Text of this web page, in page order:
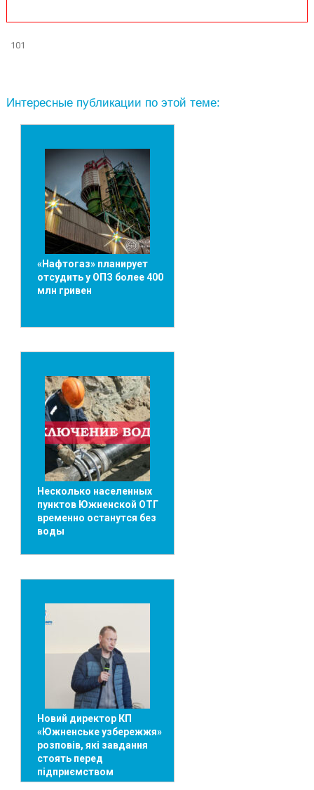
101
Интересные публикации по этой теме:
«Нафтогаз» планирует
отсудить у ОПЗ более 400
млн гривен
Несколько населенных
пунктов Южненской ОТГ
временно останутся без
воды
Новий директор КП
«Южненське узбережжя»
розповів, які завдання
стоять перед
підприємством